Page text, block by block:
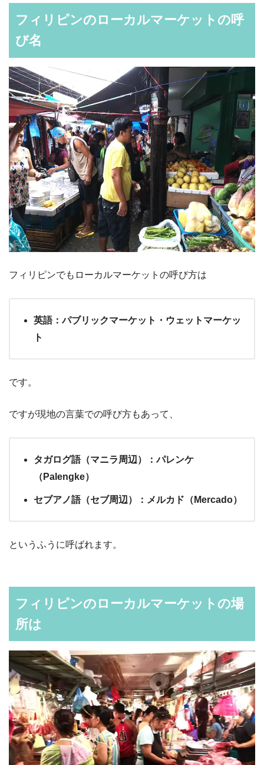
フィリピンのローカルマーケットの呼
び名
フィリピンでもローカルマーケットの呼び方は
英語：パブリックマーケット・ウェットマーケッ
ト
です。
ですが現地の言葉での呼び方もあって、
タガログ語（マニラ周辺）：パレンケ
（Palengke）
セブアノ語（セブ周辺）：メルカド（Mercado）
というふうに呼ばれます。
フィリピンのローカルマーケットの場
所は